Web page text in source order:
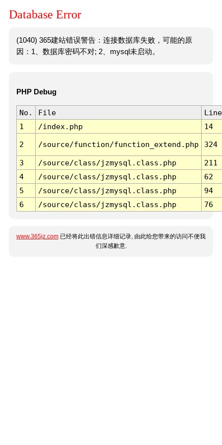
Database Error
(1040) 365建站错误警告：连接数据库失败，可能的原
因：1、数据库密码不对; 2、mysql未启动。
PHP Debug
No. File
Line
1
/index.php 14
2 /source/function/function_extend.php 324
3 /source/class/jzmysql.class.php
211
4
/source/class/jzmysql.class.php
62
5
/source/class/jzmysql.class.php
94
6
/source/class/jzmysql.class.php 76
www.365jz.com 已经将此出错信息详细记录, 由此给您带来的访问不便我
们深感歉意.